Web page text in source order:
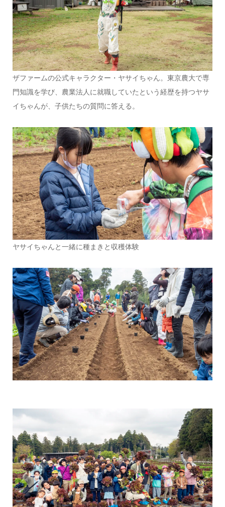
ザファームの公式キャラクター・ヤサイちゃん。東京農大で専
門知識を学び、農業法人に就職していたという経歴を持つヤサ
イちゃんが、子供たちの質問に答える。
ヤサイちゃんと一緒に種まきと収穫体験